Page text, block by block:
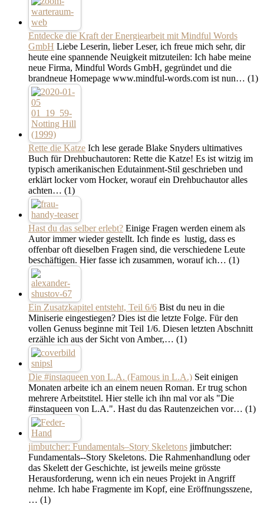
Entdecke die Kraft der Energiearbeit mit Mindful Words
GmbH Liebe Leserin, lieber Leser, ich freue mich sehr, dir
heute eine spannende Neuigkeit mitzuteilen: Ich habe meine
neue Firma, Mindful Words GmbH, gegründet und die
brandneue Homepage www.mindful-words.com ist nun… (1)
Rette die Katze Ich lese gerade Blake Snyders ultimatives
Buch für Drehbuchautoren: Rette die Katze! Es ist witzig im
typisch amerikanischen Edutainment-Stil geschrieben und
erklärt locker vom Hocker, worauf ein Drehbuchautor alles
achten… (1)
Hast du das selber erlebt? Einige Fragen werden einem als
Autor immer wieder gestellt. Ich finde es lustig, dass es
offenbar oft dieselben Fragen sind, die verschiedene Leute
beschäftigen. Hier fasse ich zusammen, worauf ich… (1)
Ein Zusatzkapitel entsteht, Teil 6/6 Bist du neu in die
Miniserie eingestiegen? Dies ist die letzte Folge. Für den
vollen Genuss beginne mit Teil 1/6. Diesen letzten Abschnitt
erzähle ich aus der Sicht von Amber,… (1)
Die #instaqueen von L.A. (Famous in L.A.) Seit einigen
Monaten arbeite ich an einem neuen Roman. Er trug schon
mehrere Arbeitstitel. Hier stelle ich ihn mal vor als "Die
#instaqueen von L.A.". Hast du das Rautenzeichen vor… (1)
jimbutcher: Fundamentals–Story Skeletons jimbutcher:
Fundamentals--Story Skeletons. Die Rahmenhandlung oder
das Skelett der Geschichte, ist jeweils meine grösste
Herausforderung, wenn ich ein neues Projekt in Angriff
nehme. Ich habe Fragmente im Kopf, eine Eröffnungsszene,
… (1)